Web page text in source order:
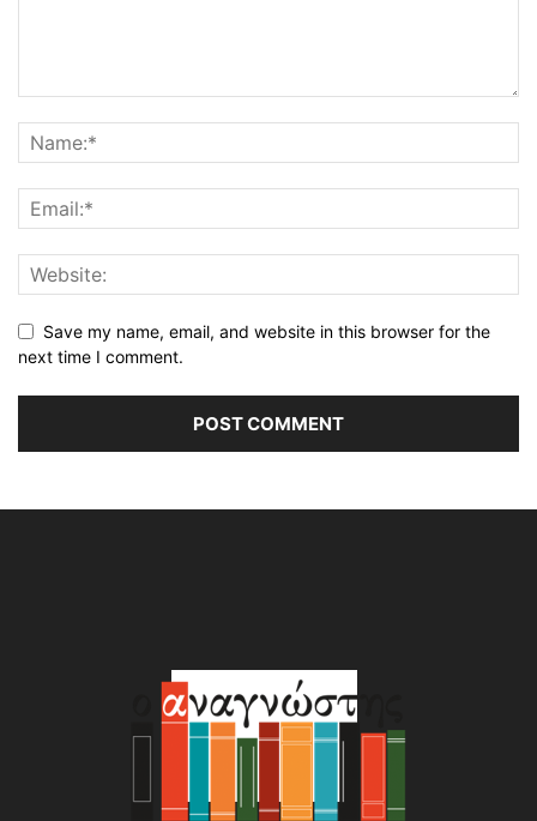
Save my name, email, and website in this browser for the
next time I comment.